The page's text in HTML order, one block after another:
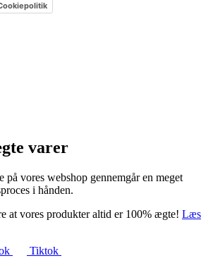
varer
vores webshop gennemgår en meget
i hånden.
at vores produkter altid er 100% ægte! Læs
Tiktok